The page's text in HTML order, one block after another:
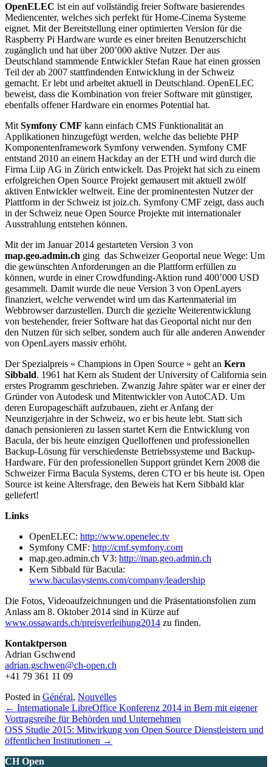
OpenELEC ist ein auf vollständig freier Software basierendes
Mediencenter, welches sich perfekt für Home-Cinema Systeme
eignet. Mit der Bereitstellung einer optimierten Version für die
Raspberry Pi Hardware wurde es einer breiten Benutzerschicht
zugänglich und hat über 200’000 aktive Nutzer. Der aus
Deutschland stammende Entwickler Stefan Raue hat einen grossen
Teil der ab 2007 stattfindenden Entwicklung in der Schweiz
gemacht. Er lebt und arbeitet aktuell in Deutschland. OpenELEC
beweist, dass die Kombination von freier Software mit günstiger,
ebenfalls offener Hardware ein enormes Potential hat.
Mit Symfony CMF kann einfach CMS Funktionalität an
Applikationen hinzugefügt werden, welche das beliebte PHP
Komponentenframework Symfony verwenden. Symfony CMF
entstand 2010 an einem Hackday an der ETH und wird durch die
Firma Liip AG in Zürich entwickelt. Das Projekt hat sich zu einem
erfolgreichen Open Source Projekt gemausert mit aktuell zwölf
aktiven Entwickler weltweit. Eine der prominentesten Nutzer der
Plattform in der Schweiz ist joiz.ch. Symfony CMF zeigt, dass auch
in der Schweiz neue Open Source Projekte mit internationaler
Ausstrahlung entstehen können.
Mit der im Januar 2014 gestarteten Version 3 von
map.geo.admin.ch ging das Schweizer Geoportal neue Wege: Um
die gewünschten Anforderungen an die Plattform erfüllen zu
können, wurde in einer Crowdfunding-Aktion rund 400’000 USD
gesammelt. Damit wurde die neue Version 3 von OpenLayers
finanziert, welche verwendet wird um das Kartenmaterial im
Webbrowser darzustellen. Durch die gezielte Weiterentwicklung
von bestehender, freier Software hat das Geoportal nicht nur den
den Nutzen für sich selber, sondern auch für alle anderen Anwender
von OpenLayers massiv erhöht.
Der Spezialpreis « Champions in Open Source » geht an Kern
Sibbald. 1961 hat Kern als Student der University of California sein
erstes Programm geschrieben. Zwanzig Jahre später war er einer der
Gründer von Autodesk und Mitentwickler von AutoCAD. Um
deren Europageschäft aufzubauen, zieht er Anfang der
Neunzigerjahre in der Schweiz, wo er bis heute lebt. Statt sich
danach pensionieren zu lassen startet Kern die Entwicklung von
Bacula, der bis heute einzigen Quelloffenen und professionellen
Backup-Lösung für verschiedenste Betriebssysteme und Backup-
Hardware. Für den professionellen Support gründet Kern 2008 die
Schweizer Firma Bacula Systems, deren CTO er bis heute ist. Open
Source ist keine Altersfrage, den Beweis hat Kern Sibbald klar
geliefert!
Links
OpenELEC: http://www.openelec.tv
Symfony CMF: http://cmf.symfony.com
map.geo.admin.ch V3: http://map.geo.admin.ch
Kern Sibbald für Bacula:
www.baculasystems.com/company/leadership
Die Fotos, Videoaufzeichnungen und die Präsentationsfolien zum
Anlass am 8. Oktober 2014 sind in Kürze auf
www.ossawards.ch/preisverleihung2014 zu finden.
Kontaktperson
Adrian Gschwend
adrian.gschwen@ch-open.ch
+41 79 361 11 09
Posted in Général, Nouvelles
Posts
navigation
← Internationale LibreOffice Konferenz 2014 in Bern mit eigener
Vortragsreihe für Behörden und Unternehmen
OSS Studie 2015: Mitwirkung von Open Source Dienstleistern und
öffentlichen Institutionen →
CH Open